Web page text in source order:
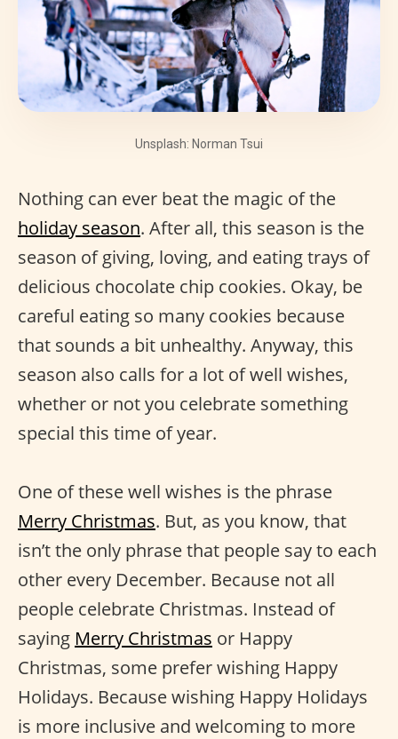
Unsplash: Norman Tsui
Nothing can ever beat the magic of the
holiday season. After all, this season is the
season of giving, loving, and eating trays of
delicious chocolate chip cookies. Okay, be
careful eating so many cookies because
that sounds a bit unhealthy. Anyway, this
season also calls for a lot of well wishes,
whether or not you celebrate something
special this time of year.
One of these well wishes is the phrase
Merry Christmas. But, as you know, that
isn’t the only phrase that people say to each
other every December. Because not all
people celebrate Christmas. Instead of
saying Merry Christmas or Happy
Christmas, some prefer wishing Happy
Holidays. Because wishing Happy Holidays
is more inclusive and welcoming to more